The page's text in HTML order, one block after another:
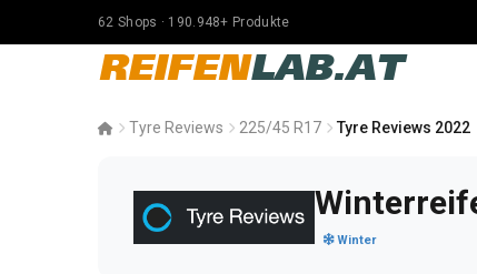
62 Shops · 190.948+ Produkte
REIFENLAB.AT
Tyre Reviews 225/45 R17 Tyre Reviews 2022
Winter